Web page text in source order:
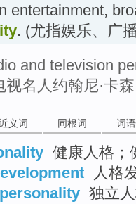
entertainment,
. (尤指娱乐、广
and television
名人约翰尼·卡
义词 同根词 词
健康人格；
人格
独立